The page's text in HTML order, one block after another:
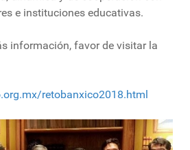
e instituciones educativas.
información, favor de visitar la
retobanxico2018.html